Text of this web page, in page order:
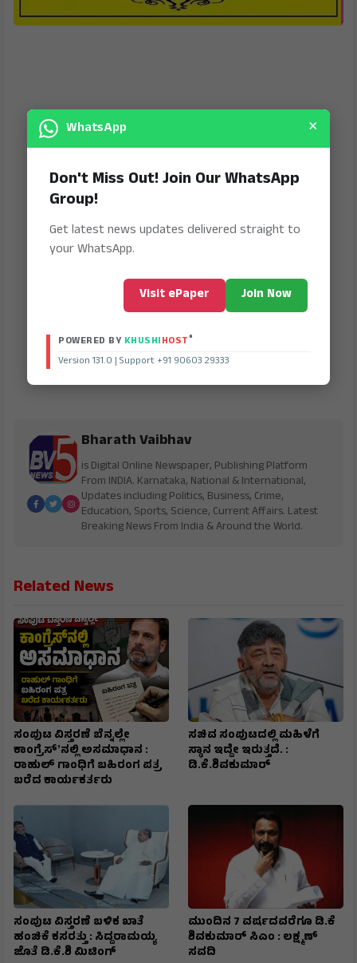
Bharath Vaibhav
is Digital Online Newspaper, Publishing Platform
From INDIA. Karnataka, National & International,
Updates including Politics, Business, Crime,
Education, Sports, Science, Current Affairs. Latest
Breaking News From India & Around the World.
Related News
ಸಂಪುಟ ವಿಸ್ತರಣೆ ಬೆನ್ನಲ್ಲೇ
ಕಾಂಗ್ರೆಸ್ʼನಲ್ಲಿ ಅಸಮಾಧಾನ :
ರಾಹುಲ್ ಗಾಂಧಿಗೆ ಬಹಿರಂಗ ಪತ್ರ
ಬರೆದ ಕಾರ್ಯಕರ್ತರು
ಸಚಿವ ಸಂಪುಟದಲ್ಲಿ ಮಹಿಳೆಗೆ
ಸ್ಥಾನ ಇದ್ದೇ ಇರುತ್ತದೆ. :
ಡಿ.ಕೆ.ಶಿವಕುಮಾರ್
ಸಂಪುಟ ವಿಸ್ತರಣೆ ಬಳಿಕ ಖಾತೆ
ಹಂಚಿಕೆ ಕಸರತ್ತು : ಸಿದ್ದರಾಮಯ್ಯ
ಜೊತೆ ಡಿ.ಕೆ.ಶಿ ಮಿಟಿಂಗ್
ಮುಂದಿನ 7 ವರ್ಷದವರೆಗೂ ಡಿ.ಕೆ
ಶಿವಕುಮಾರ್ ಸಿಎಂ : ಲಕ್ಷ್ಮಣ್
ಸವದಿ
WhatsApp ×
Don't Miss Out! Join Our WhatsApp
Group!
Get latest news updates delivered straight to
your WhatsApp.
Visit ePaper Join Now
POWERED BY KHUSHIHOST®
Version 131.0 | Support +91 90603 29333